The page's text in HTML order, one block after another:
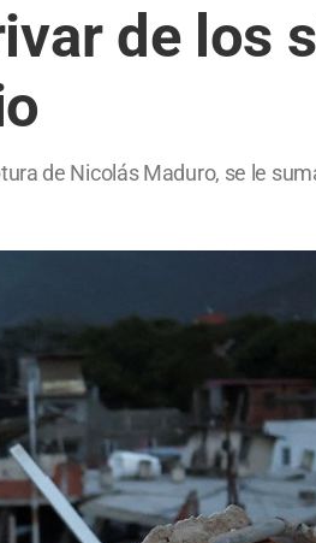
de los
de Nicolás Maduro, se le